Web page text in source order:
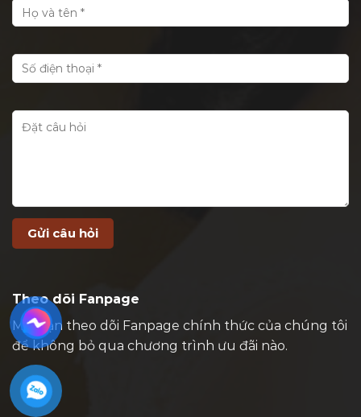
Theo dõi Fanpage
Mời bạn theo dõi Fanpage chính thức của chúng tôi
để không bỏ qua chương trình ưu đãi nào.